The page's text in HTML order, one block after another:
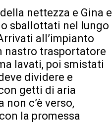
nettezza e Gina e
sballottati nel lungo
all’impianto
nastro trasportatore
lavati, poi smistati
dividere e
getti di aria
c’è verso,
la promessa